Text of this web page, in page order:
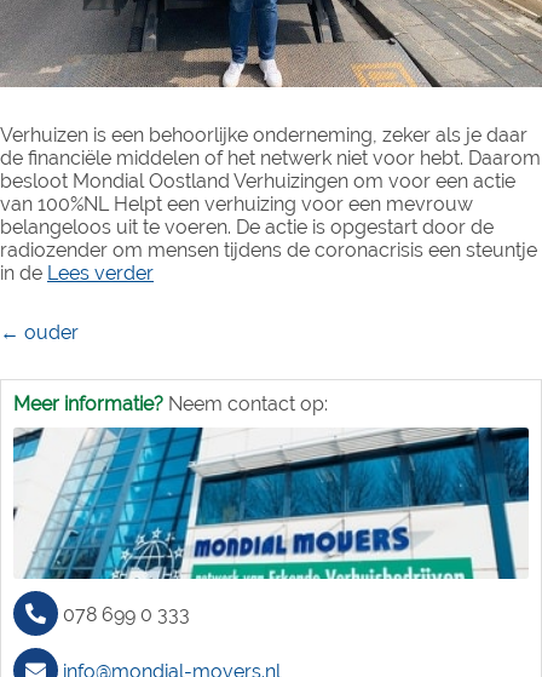
Verhuizen is een behoorlijke onderneming, zeker als je daar
de financiële middelen of het netwerk niet voor hebt. Daarom
besloot Mondial Oostland Verhuizingen om voor een actie
van 100%NL Helpt een verhuizing voor een mevrouw
belangeloos uit te voeren. De actie is opgestart door de
radiozender om mensen tijdens de coronacrisis een steuntje
in de Lees verder
← ouder
Meer informatie? Neem contact op:
078 699 0 333
info@mondial-movers.nl